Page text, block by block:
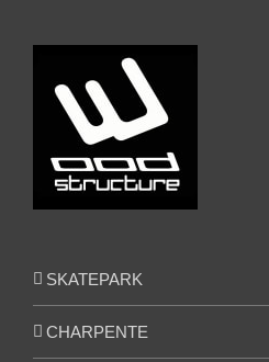
SKATEPARK
CHARPENTE